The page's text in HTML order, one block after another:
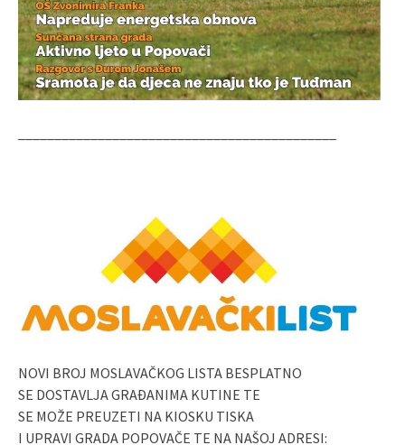
NOVI BROJ MOSLAVAČKOG LISTA BESPLATNO
SE DOSTAVLJA GRAĐANIMA KUTINE TE
SE MOŽE PREUZETI NA KIOSKU TISKA
I UPRAVI GRADA POPOVAČE TE NA NAŠOJ ADRESI: